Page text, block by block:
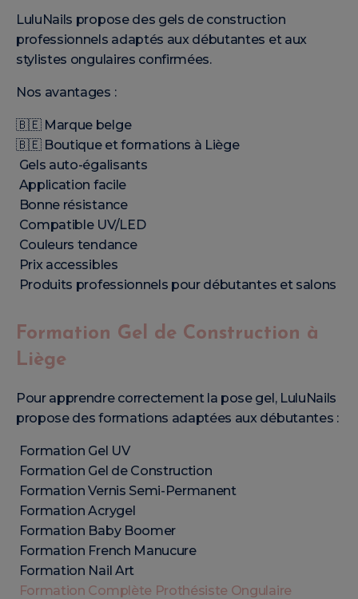
LuluNails propose des gels de construction
professionnels adaptés aux débutantes et aux
stylistes ongulaires confirmées.
Nos avantages :
🇧🇪 Marque belge
🇧🇪 Boutique et formations à Liège
Gels auto-égalisants
Application facile
Bonne résistance
Compatible UV/LED
Couleurs tendance
Prix accessibles
Produits professionnels pour débutantes et salons
Formation Gel de Construction à
Liège
Pour apprendre correctement la pose gel, LuluNails
propose des formations adaptées aux débutantes :
Formation Gel UV
Formation Gel de Construction
Formation Vernis Semi-Permanent
Formation Acrygel
Formation Baby Boomer
Formation French Manucure
Formation Nail Art
Formation Complète Prothésiste Ongulaire